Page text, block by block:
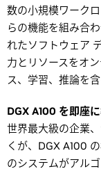
数の小規模ワーク
らの機能を組み合
れたソフトウェア
力とリソースをオ
ス、学習、推論を
DGX A100 を即座
世界最大級の企業
くが、DGX A100
のシステムがアル